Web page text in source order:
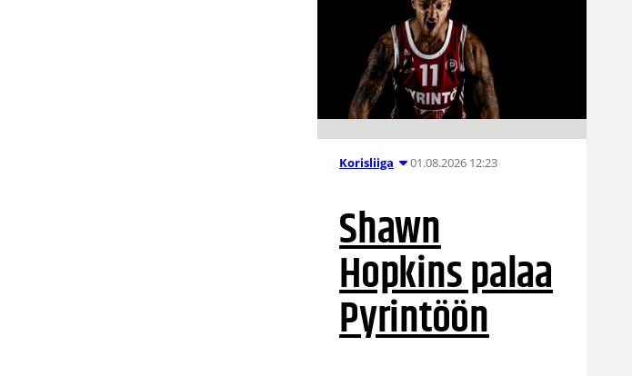
Korisliiga 01.08.2026 12:23
Shawn
Hopkins palaa
Pyrintöön